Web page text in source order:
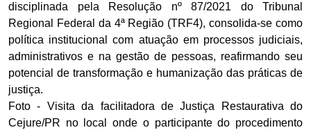
disciplinada pela Resolução nº 87/2021 do Tribunal
Regional Federal da 4ª Região (TRF4), consolida-se como
política institucional com atuação em processos judiciais,
administrativos e na gestão de pessoas, reafirmando seu
potencial de transformação e humanização das práticas de
justiça.
Foto - Visita da facilitadora de Justiça Restaurativa do
Cejure/PR no local onde o participante do procedimento